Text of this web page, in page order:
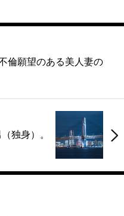
倫願望のある美人妻の
独身）。